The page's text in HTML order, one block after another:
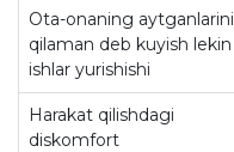
Ota-onaning aytganlarini
qilaman deb kuyish lekin
ishlar yurishishi
Harakat qilishdagi
diskomfort